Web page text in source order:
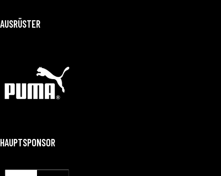
AUSRÜSTER
HAUPTSPONSOR